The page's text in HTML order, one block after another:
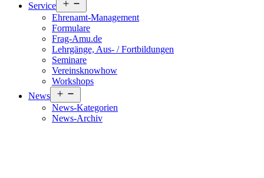
Service
öffnen
Ehrenamt-Management
Formulare
Frag-Amu.de
Lehrgänge, Aus- / Fortbildungen
Seminare
Vereinsknowhow
Workshops
News
öffnen
News-Kategorien
News-Archiv